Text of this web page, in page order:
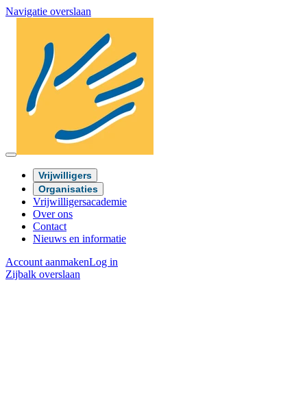
Navigatie overslaan
Vrijwilligers
Organisaties
Vrijwilligersacademie
Over ons
Contact
Nieuws en informatie
Account aanmakenLog in
Zijbalk overslaan